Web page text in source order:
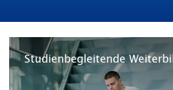
Studienbegleitende